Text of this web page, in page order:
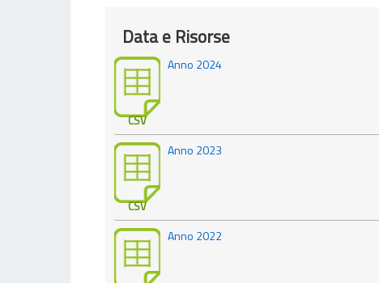
Data e Risorse
CSV
Anno 2024
CSV
Anno 2023
Anno 2022